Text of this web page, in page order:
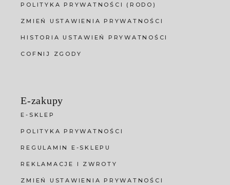
POLITYKA PRYWATNOŚCI (RODO)
ZMIEŃ USTAWIENIA PRYWATNOŚCI
HISTORIA USTAWIEŃ PRYWATNOŚCI
COFNIJ ZGODY
E-zakupy
E-SKLEP
POLITYKA PRYWATNOŚCI
REGULAMIN E-SKLEPU
REKLAMACJE I ZWROTY
ZMIEŃ USTAWIENIA PRYWATNOŚCI